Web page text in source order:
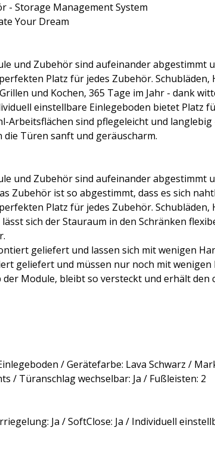
- Storage Management System
Your Dream
und Zubehör sind aufeinander abgestimmt
Platz für jedes Zubehör.
und Kochen, 365 Tage im Jahr - dank
einstellbare Einlegeboden bietet Platz
Arbeitsflächen sind pflegeleicht und
die Türen sanft und geräuscharm.
und Zubehör sind aufeinander
Zubehör ist so abgestimmt, dass es sich
Platz für jedes Zubehör.
sich der Stauraum in den Schränken
geliefert und lassen sich mit wenigen
geliefert und müssen nur noch mit
Module, bleibt so versteckt und erhält den
/ Gerätefarbe: Lava Schwarz /
/ Türanschlag wechselbar: Ja / Fußleisten: 2
Ja / SoftClose: Ja / Individuell